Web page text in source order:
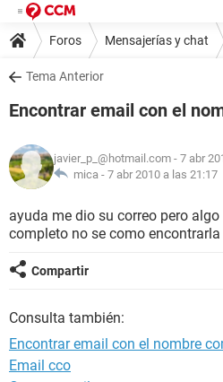
Foros Mensajerías y chat
Tema Anterior
Encontrar email con el
javier_p_@hotmail.com - 7 abr
mica - 7 abr 2010 a las 21:17
ayuda me dio su correo pero
completo no se como encontrarla
Compartir
Consulta también:
Encontrar email con el nombre
Email cco